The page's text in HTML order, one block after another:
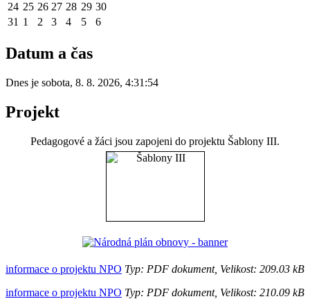
24 25 26 27 28 29 30
31 1 2 3 4 5 6
Datum a čas
Dnes je sobota, 8. 8. 2026, 4:31:54
Projekt
Pedagogové a žáci jsou zapojeni do projektu Šablony III.
informace o projektu NPO Typ: PDF dokument, Velikost: 209.03 kB
informace o projektu NPO Typ: PDF dokument, Velikost: 210.09 kB